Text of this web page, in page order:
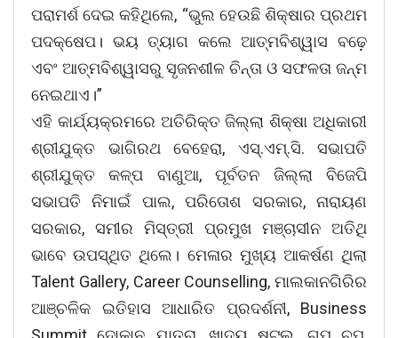
ପରାମର୍ଶ ଦେଇ କହିଥିଲେ, “ଭୁଲ ହେଉଛି ଶିକ୍ଷାର ପ୍ରଥମ
ପଦକ୍ଷେପ। ଭୟ ତ୍ୟାଗ କଲେ ଆତ୍ମବିଶ୍ୱାସ ବଢ଼େ
ଏବଂ ଆତ୍ମବିଶ୍ୱାସରୁ ସୃଜନଶୀଳ ଚିନ୍ତା ଓ ସଫଳତା ଜନ୍ମ
ନେଇଥାଏ।”
ଏହି କାର୍ଯ୍ୟକ୍ରମରେ ଅତିରିକ୍ତ ଜିଲ୍ଲା ଶିକ୍ଷା ଅଧିକାରୀ
ଶ୍ରୀଯୁକ୍ତ ଭାଗିରଥ ବେହେରା, ଏସ୍‌.ଏମ୍‌.ସି. ସଭାପତି
ଶ୍ରୀଯୁକ୍ତ କଳ୍ପ ବାଣୁଆ, ପୂର୍ବତନ ଜିଲ୍ଲା ବିଜେପି
ସଭାପତି ନିମାଇଁ ପାଲ, ପରିତୋଶ ସରକାର, ନାରାୟଣ
ସରକାର, ସମୀର ମିସ୍ତ୍ରୀ ପ୍ରମୁଖ ମଞ୍ଚାସୀନ ଅତିଥି
ଭାବେ ଉପସ୍ଥିତ ଥିଲେ। ମେଳାର ମୁଖ୍ୟ ଆକର୍ଷଣ ଥିଲା
Talent Gallery, Career Counselling, ମାଲକାନଗିରିର
ଆଞ୍ଚଳିକ ଇତିହାସ ଆଧାରିତ ପ୍ରଦର୍ଶନୀ, Business